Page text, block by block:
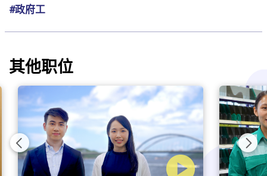
#政府工
其他职位
Previous